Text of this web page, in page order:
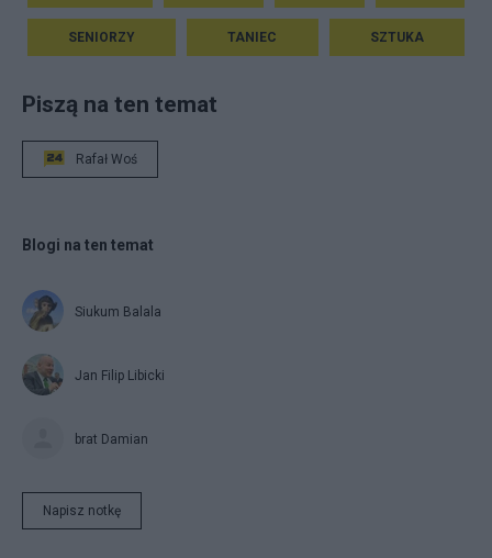
SENIORZY TANIEC SZTUKA
Piszą na ten temat
Rafał Woś
Blogi na ten temat
Siukum Balala
Jan Filip Libicki
brat Damian
Napisz notkę